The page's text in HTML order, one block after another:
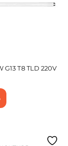
G13 Т8 TLD 220V